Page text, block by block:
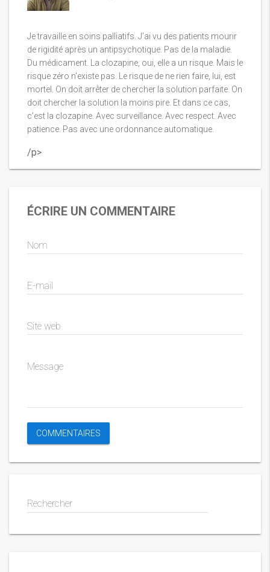
Je travaille en soins palliatifs. J’ai vu des patients mourir
de rigidité après un antipsychotique. Pas de la maladie.
Du médicament. La clozapine, oui, elle a un risque. Mais le
risque zéro n’existe pas. Le risque de ne rien faire, lui, est
mortel. On doit arrêter de chercher la solution parfaite. On
doit chercher la solution la moins pire. Et dans ce cas,
c’est la clozapine. Avec surveillance. Avec respect. Avec
patience. Pas avec une ordonnance automatique.
/p>
ÉCRIRE UN COMMENTAIRE
Nom
E-mail
Site web
Message
Rechercher